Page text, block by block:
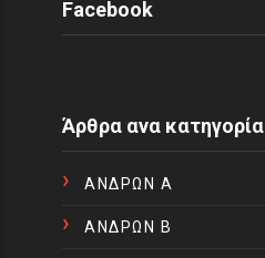
Facebook
Άρθρα ανα κατηγορία
ΑΝΔΡΩΝ Α
ΑΝΔΡΩΝ Β